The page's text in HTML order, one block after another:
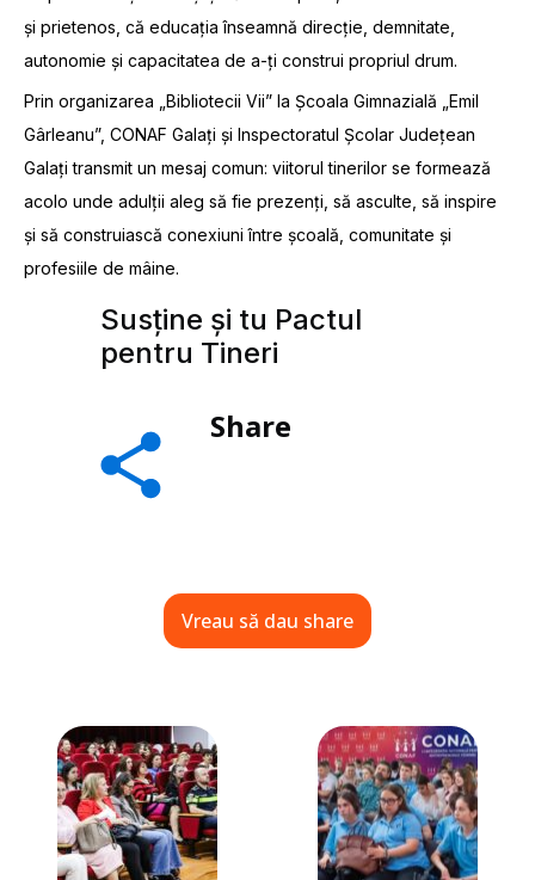
și prietenos, că educația înseamnă direcție, demnitate,
autonomie și capacitatea de a-ți construi propriul drum.
Prin organizarea „Bibliotecii Vii” la Școala Gimnazială „Emil
Gârleanu”, CONAF Galați și Inspectoratul Școlar Județean
Galați transmit un mesaj comun: viitorul tinerilor se formează
acolo unde adulții aleg să fie prezenți, să asculte, să inspire
și să construiască conexiuni între școală, comunitate și
profesiile de mâine.
Susține și tu Pactul
pentru Tineri
Share
Vreau să dau share